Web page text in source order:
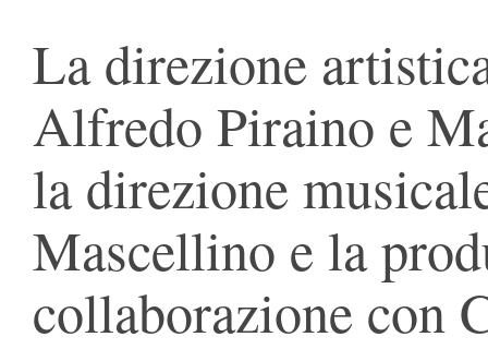
La direzione
Alfredo Piraino e
la direzione
Mascellino e la
collaborazione con